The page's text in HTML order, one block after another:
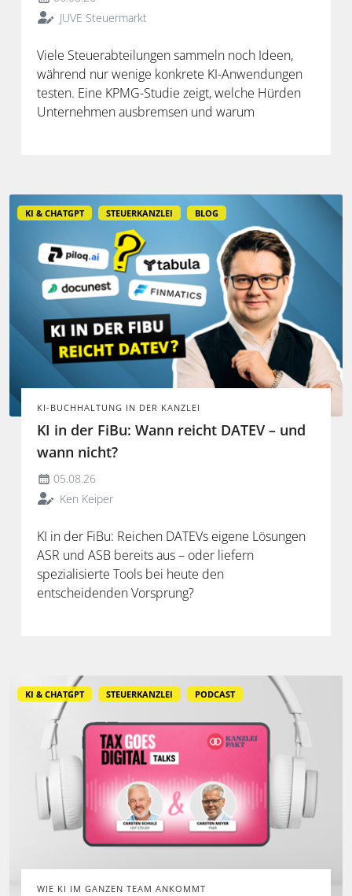
JUVE Steuermarkt
Viele Steuerabteilungen sammeln noch Ideen,
während nur wenige konkrete KI-Anwendungen
testen. Eine KPMG-Studie zeigt, welche Hürden
Unternehmen ausbremsen und warum
KI & CHATGPT STEUERKANZLEI BLOG
KI-BUCHHALTUNG IN DER KANZLEI
KI in der FiBu: Wann reicht DATEV – und
wann nicht?
05.08.26
Ken Keiper
KI in der FiBu: Reichen DATEVs eigene Lösungen
ASR und ASB bereits aus – oder liefern
spezialisierte Tools bei heute den
entscheidenden Vorsprung?
KI & CHATGPT STEUERKANZLEI PODCAST
WIE KI IM GANZEN TEAM ANKOMMT